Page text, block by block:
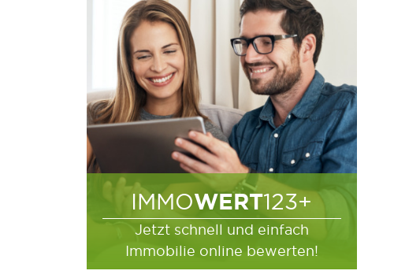
IMMOWERT123+
Jetzt schnell und einfach
Immobilie online bewerten!